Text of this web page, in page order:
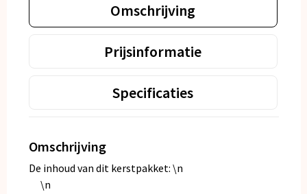
Omschrijving
Prijsinformatie
Specificaties
Omschrijving
De inhoud van dit kerstpakket: \n
\n